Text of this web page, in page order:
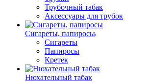
Трубочный табак
Аксессуары для трубок
Сигареты, папиросы
Сигареты
Папиросы
Кретек
Нюхательный табак